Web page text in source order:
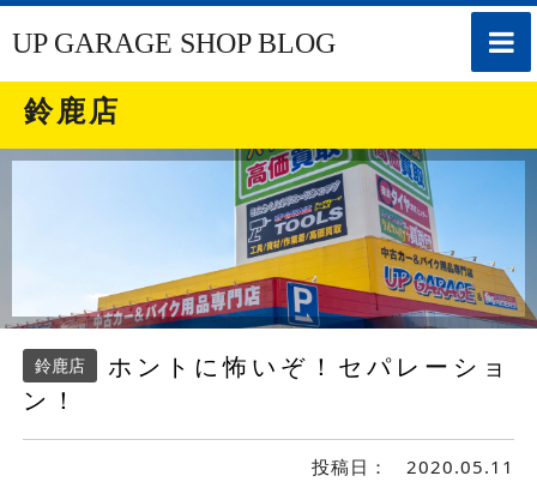
toggle
UP GARAGE SHOP BLOG
鈴鹿店
鈴鹿店
ホントに怖いぞ！セパレーショ
ン！
投稿日： 2020.05.11